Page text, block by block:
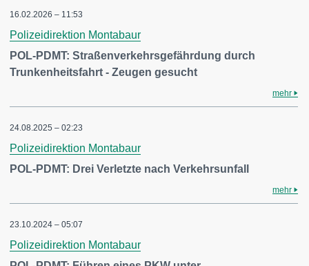
16.02.2026 – 11:53
Polizeidirektion Montabaur
POL-PDMT: Straßenverkehrsgefährdung durch
Trunkenheitsfahrt - Zeugen gesucht
mehr
24.08.2025 – 02:23
Polizeidirektion Montabaur
POL-PDMT: Drei Verletzte nach Verkehrsunfall
mehr
23.10.2024 – 05:07
Polizeidirektion Montabaur